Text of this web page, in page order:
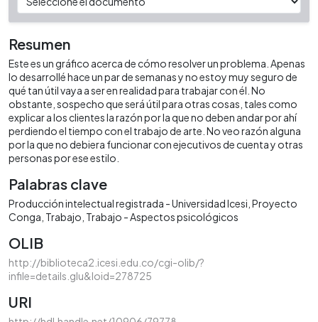
Resumen
Este es un gráfico acerca de cómo resolver un problema. Apenas
lo desarrollé hace un par de semanas y no estoy muy seguro de
qué tan útil vaya a ser en realidad para trabajar con él. No
obstante, sospecho que será útil para otras cosas, tales como
explicar a los clientes la razón por la que no deben andar por ahí
perdiendo el tiempo con el trabajo de arte. No veo razón alguna
por la que no debiera funcionar con ejecutivos de cuenta y otras
personas por ese estilo.
Palabras clave
Producción intelectual registrada - Universidad Icesi Proyecto
Conga Trabajo Trabajo - Aspectos psicológicos
OLIB
http://biblioteca2.icesi.edu.co/cgi-olib/?
infile=details.glu&loid=278725
URI